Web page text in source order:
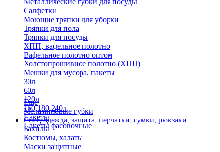
Металлические губки для посуды
Салфетки
Моющие тряпки для уборки
Тряпки для пола
Тряпки для посуды
ХПП, вафельное полотно
Вафельное полотно оптом
Холстопрошивное полотно (ХПП)
Мешки для мусора, пакеты
30л
60л
120л
160,180,240л
Пакеты
Пакеты фасовочные
Еще
Меламиновые губки
Спец.одежда, защита, перчатки, сумки, рюкзаки
Бахилы
Костюмы, халаты
Маски защитные